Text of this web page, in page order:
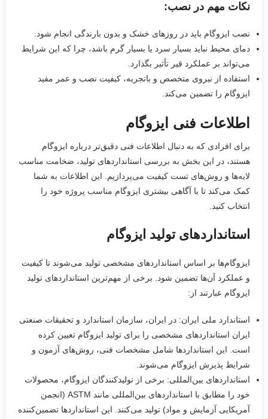
نکات مهم در نصب:
نصب ایزوگام باید در روزهای خشک و بدون بارندگی انجام شود.
دمای محیط نباید بسیار سرد یا بسیار گرم باشد، چرا که این شرایط
می‌تواند بر عملکرد قیر تأثیر بگذارد.
استفاده از نیروی متخصص و باتجربه، کیفیت نصب و عمر مفید
ایزوگام را تضمین می‌کند.
اطلاعات فنی ایزوگام
برای افرادی که به دنبال اطلاعات فنی دقیق‌تر درباره ایزوگام
هستند، در این بخش به بررسی استانداردهای تولید، ضخامت مناسب
لایه‌ها و روش‌های تست کیفیت می‌پردازیم. این اطلاعات به شما
کمک می‌کند تا با آگاهی بیشتری ایزوگام مناسب پروژه خود را
انتخاب کنید.
استانداردهای تولید ایزوگام
ایزوگام‌ها بر اساس استانداردهای مشخصی تولید می‌شوند تا کیفیت
و عملکرد آن‌ها تضمین شود. برخی از مهم‌ترین استانداردهای تولید
ایزوگام عبارتند از:
استاندارد ملی ایران: در ایران، سازمان استاندارد و تحقیقات صنعتی
ایران استانداردهای مشخصی را برای تولید ایزوگام تعیین کرده
است. این استانداردها شامل مشخصات فنی، روش‌های آزمون و
شرایط پذیرش ایزوگام می‌شوند.
استانداردهای بین‌المللی: برخی از تولیدکنندگان ایزوگام، محصولات
خود را مطابق با استانداردهای بین‌المللی مانند ASTM (انجمن
آمریکایی آزمایش و مواد) تولید می‌کنند. این استانداردها تضمین‌کننده